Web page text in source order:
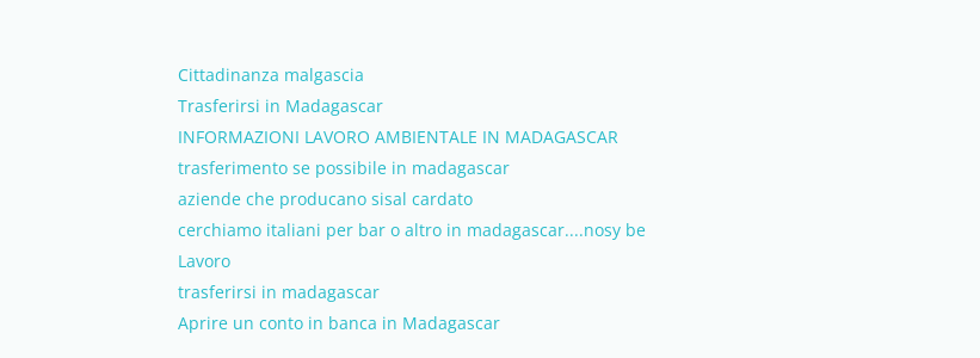
Cittadinanza malgascia
Trasferirsi in Madagascar
INFORMAZIONI LAVORO AMBIENTALE IN MADAGASCAR
trasferimento se possibile in madagascar
aziende che producano sisal cardato
cerchiamo italiani per bar o altro in madagascar....nosy be
Lavoro
trasferirsi in madagascar
Aprire un conto in banca in Madagascar